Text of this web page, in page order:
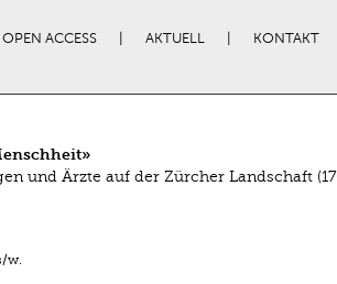
OPEN ACCESS AKTUELL KONTAKT
und Ärzte auf der Zürcher Landschaft
w.